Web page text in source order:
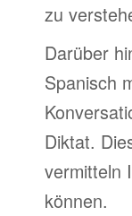
zu
Darüber
Spanisch
Diktat.
vermitteln
können.